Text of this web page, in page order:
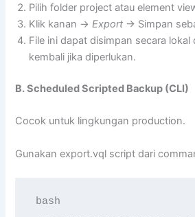
Pilih folder project atau element
Klik kanan →Export → Simpan
File ini dapat disimpan secara
kembali jika diperlukan.
B. Scheduled Scripted Backup (CLI)
Cocok untuk lingkungan production.
Gunakan export.vql script dari
bash